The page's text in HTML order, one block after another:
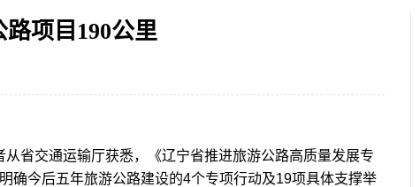
项目190公里
交通运输厅获悉，《辽宁省推进旅游公路高质量发展专
确今后五年旅游公路建设的4个专项行动及19项具体支撑举